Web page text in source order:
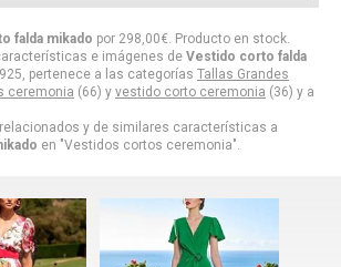
falda mikado por 298,00€. Producto en stock.
e imágenes de Vestido corto falda
pertenece a las categorías Tallas Grandes
ceremonia (66) y vestido corto ceremonia (36) y a
y de similares características a
en "Vestidos cortos ceremonia".